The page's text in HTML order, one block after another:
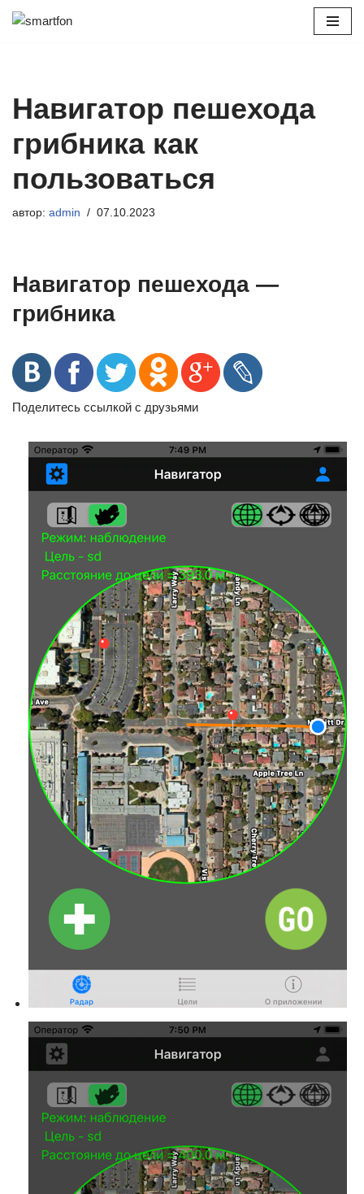
Навигатор пешехода
грибника как
пользоваться
автор: admin 07.10.2023
Навигатор пешехода —
грибника
Поделитесь ссылкой с друзьями